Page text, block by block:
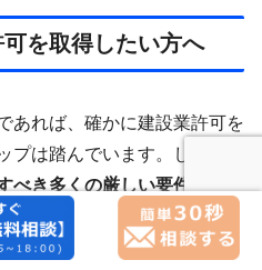
を取得したい方へ
あれば、確かに建設業許可を
プは踏んでいます。しかし、
べき多くの厳しい要件があ
きの
抜け漏れが大きなトラブ